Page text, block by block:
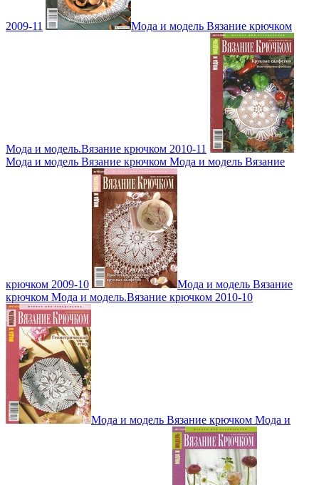
2009-11 Мода и модель Вязание крючком
Мода и модель.Вязание крючком 2010-11
Мода и модель Вязание крючком Мода и модель Вязание
крючком 2009-10
Мода и модель Вязание
крючком Мода и модель.Вязание крючком 2010-10
Мода и модель Вязание крючком Мода и